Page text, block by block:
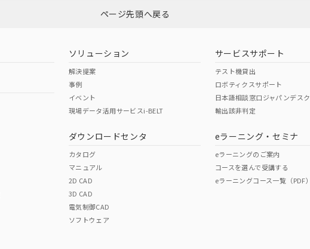
ダウンロードはこちら
O
等で未対応品が混在する可能性があります。
合わせください。
（日本
（アメリカ
この製品の規格認証/適合状況ページへ
その他の認証はこちらのページからご検索ください
ページ先頭へ戻る
ソリューション
解決提案
事例
イベント
現場データ活用サービスi-BELT
ダウンロードセンタ
カタログ
マニュアル
2D CAD
3D CAD
電気制御CAD
ソフトウェア
サービスサポート
テスト機貸出
ロボティクスサポート
日本語相談窓口ジャパンデスク
輸出該非判定
eラーニング・セミナ
eラーニングのご案内
コースを選んで受講する
eラーニングコース一覧（PDF）